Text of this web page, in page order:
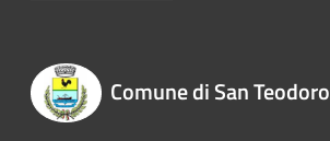
Comune di San Teodoro